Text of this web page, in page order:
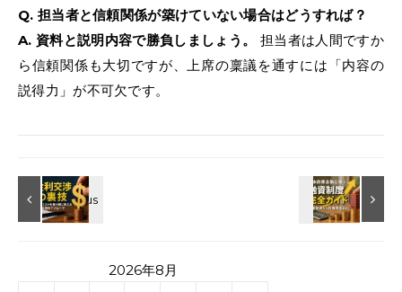
Q. 担当者と信頼関係が築けていない場合はどうすれば？
A. 資料と説明内容で勝負しましょう。
担当者は人間ですか
ら信頼関係も大切ですが、上席の稟議を通すには「内容の
説得力」が不可欠です。
2026年8月